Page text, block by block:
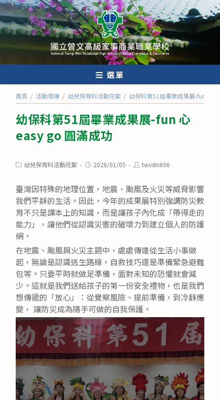
跳
轉
至
內
選單
首頁 / 活動相簿 / 幼兒保育科活動花絮 / 幼保科第51屆畢業成果展-fun 心
幼保科第51屆畢業成果展-fun 心
easy go 圓滿成功
Post幼兒保育科活動花絮
Post2026/01/05
Posttwvstn606
臺灣因特殊的地理位置，地震、颱風及火災等威脅影響
我們平靜的生活。因此，今年的成果展特別強調防災教
育不只是課本上的知識，而是讓孩子內化成「帶得走的
能力」，讓他們從認識災害的破壞力到建立個人的防護
網。
在地震、颱風與火災主題中，處處傳達從生活小事做
起，無論是認識逃生路線，自救技巧還是準備緊急避難
包等。只要平時就做足準備，面對未知的恐懼就會減
少。這就是我們送給孩子的第一份安全禮物，也是我們
想傳遞的「放心」：從覺察風險、提前準備，到冷靜應
變， 讓防災成為隨手可做的自我保護。